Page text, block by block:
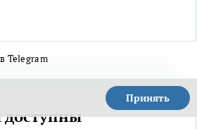
Telegram
Принять
доступны